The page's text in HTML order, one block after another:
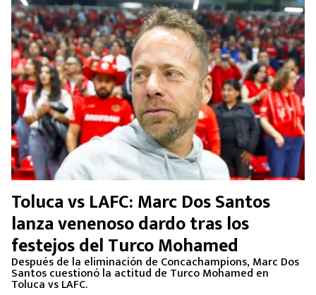
Toluca vs LAFC: Marc Dos Santos
lanza venenoso dardo tras los
festejos del Turco Mohamed
Después de la eliminación de Concachampions, Marc Dos
Santos cuestionó la actitud de Turco Mohamed en
Toluca vs LAFC.